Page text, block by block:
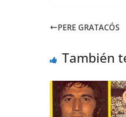
PERE GRATACÓS
También